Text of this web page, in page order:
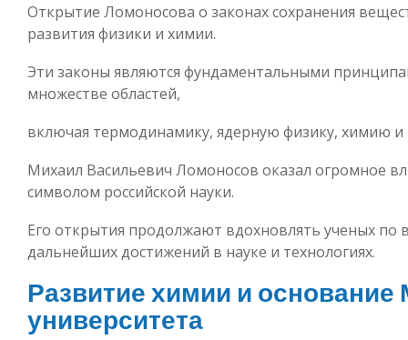
Открытие Ломоносова о законах сохранения
развития физики и химии.
Эти законы являются фундаментальными
множестве областей,
включая термодинамику, ядерную физику, химию и
Михаил Васильевич Ломоносов оказал огромное
символом российской науки.
Его открытия продолжают вдохновлять ученых по
дальнейших достижений в науке и технологиях.
Развитие химии и основание
университета